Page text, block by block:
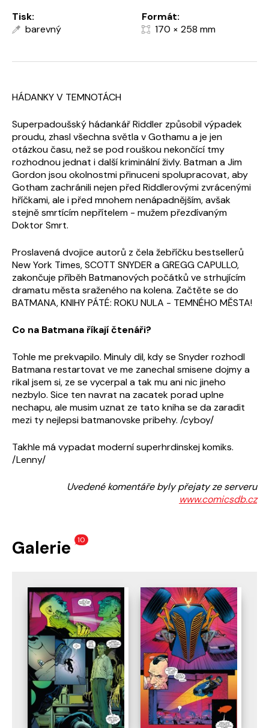
Tisk:
barevný
Formát:
170 × 258 mm
HÁDANKY V TEMNOTÁCH
Superpadoušský hádankář Riddler způsobil výpadek
proudu, zhasl všechna světla v Gothamu a je jen
otázkou času, než se pod rouškou nekončící tmy
rozhodnou jednat i další kriminální živly. Batman a Jim
Gordon jsou okolnostmi přinuceni spolupracovat, aby
Gotham zachránili nejen před Riddlerovými zvrácenými
hříčkami, ale i před mnohem nenápadnějším, avšak
stejně smrtícím nepřítelem - mužem přezdívaným
Doktor Smrt.
Proslavená dvojice autorů z čela žebříčku bestsellerů
New York Times, SCOTT SNYDER a GREGG CAPULLO,
zakončuje příběh Batmanových počátků ve strhujícím
dramatu města sraženého na kolena. Začtěte se do
BATMANA, KNIHY PÁTÉ: ROKU NULA - TEMNÉHO MĚSTA!
Co na Batmana říkají čtenáři?
Tohle me prekvapilo. Minuly dil, kdy se Snyder rozhodl
Batmana restartovat ve me zanechal smisene dojmy a
rikal jsem si, ze se vycerpal a tak mu ani nic jineho
nezbylo. Sice ten navrat na zacatek porad uplne
nechapu, ale musim uznat ze tato kniha se da zaradit
mezi ty nejlepsi batmanovske pribehy. /cyboy/
Takhle má vypadat moderní superhrdinskej komiks.
/Lenny/
Uvedené komentáře byly přejaty ze serveru
www.comicsdb.cz
Galerie 10